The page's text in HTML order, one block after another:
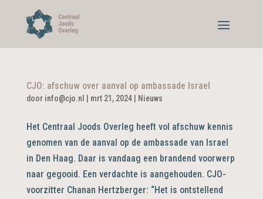
CJO: afschuw over aanval op ambassade Israel
door info@cjo.nl | mrt 21, 2024| Nieuws
Het Centraal Joods Overleg heeft vol afschuw kennis
genomen van de aanval op de ambassade van Israel
in Den Haag. Daar is vandaag een brandend voorwerp
naar gegooid. Een verdachte is aangehouden. CJO-
voorzitter Chanan Hertzberger: “Het is ontstellend